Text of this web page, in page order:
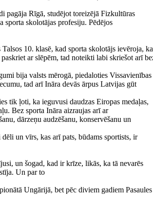
pagāja Rīgā, studējot toreizējā Fizkultūras
sporta skolotājas profesiju. Pēdējos
10. klasē, kad sporta skolotājs ievēroja, ka
ar slēpēm, tad noteikti labi skriešot arī
bija valsts mērogā, piedaloties Vissavienības
tad arī Ināra devās ārpus Latvijas gūt
tik ļoti, ka ieguvusi daudzas Eiropas medaļas,
Bez sporta Ināra aizraujas arī ar
dārzeņu audzēšanu, konservēšanu un
un vīrs, kas arī pats, būdams sportists, ir
un šogad, kad ir krīze, likās, ka tā nevarēs
Un par to
Ungārijā, bet pēc diviem gadiem Pasaules